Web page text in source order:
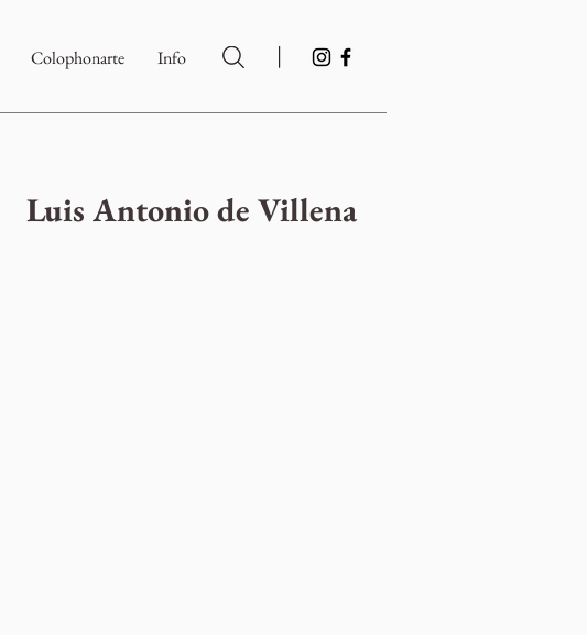
Colophonarte Info |
Luis Antonio de Villena